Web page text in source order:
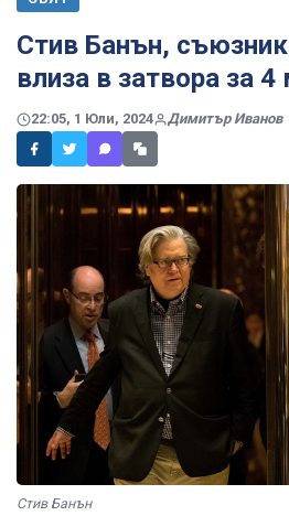
Стив Банън,
влиза в затвора за
22:05, 1 Юли, 2024 Димитър Иванов
Стив Банън